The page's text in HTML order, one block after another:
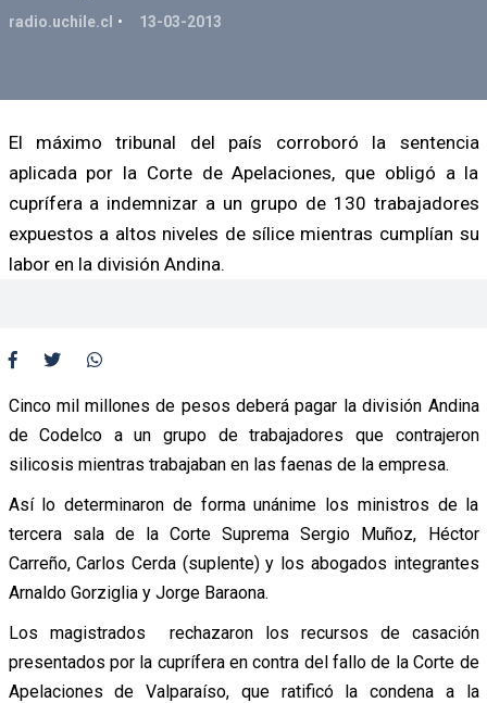
radio.uchile.cl 13-03-2013
El máximo tribunal del país corroboró la sentencia
aplicada por la Corte de Apelaciones, que obligó a la
cuprífera a indemnizar a un grupo de 130 trabajadores
expuestos a altos niveles de sílice mientras cumplían su
labor en la división Andina.
Cinco mil millones de pesos deberá pagar la división Andina
de Codelco a un grupo de trabajadores que contrajeron
silicosis mientras trabajaban en las faenas de la empresa.
Así lo determinaron de forma unánime los ministros de la
tercera sala de la Corte Suprema Sergio Muñoz, Héctor
Carreño, Carlos Cerda (suplente) y los abogados integrantes
Arnaldo Gorziglia y Jorge Baraona.
Los magistrados rechazaron los recursos de casación
presentados por la cuprífera en contra del fallo de la Corte de
Apelaciones de Valparaíso, que ratificó la condena a la